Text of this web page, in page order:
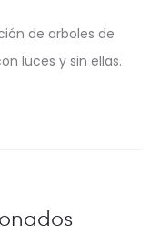
de arboles de
luces y sin ellas.